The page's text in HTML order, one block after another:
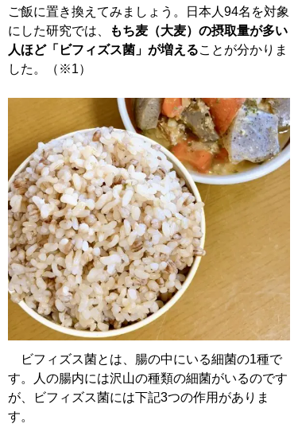
ご飯に置き換えてみましょう。日本人94名を対象
にした研究では、
もち麦（大麦）の摂取量が多い
人ほど「ビフィズス菌」が増えることが分かりま
した。（※1）
ビフィズス菌とは、腸の中にいる細菌の1種で
す。人の腸内には沢山の種類の細菌がいるのです
が、ビフィズス菌には下記3つの作用がありま
す。